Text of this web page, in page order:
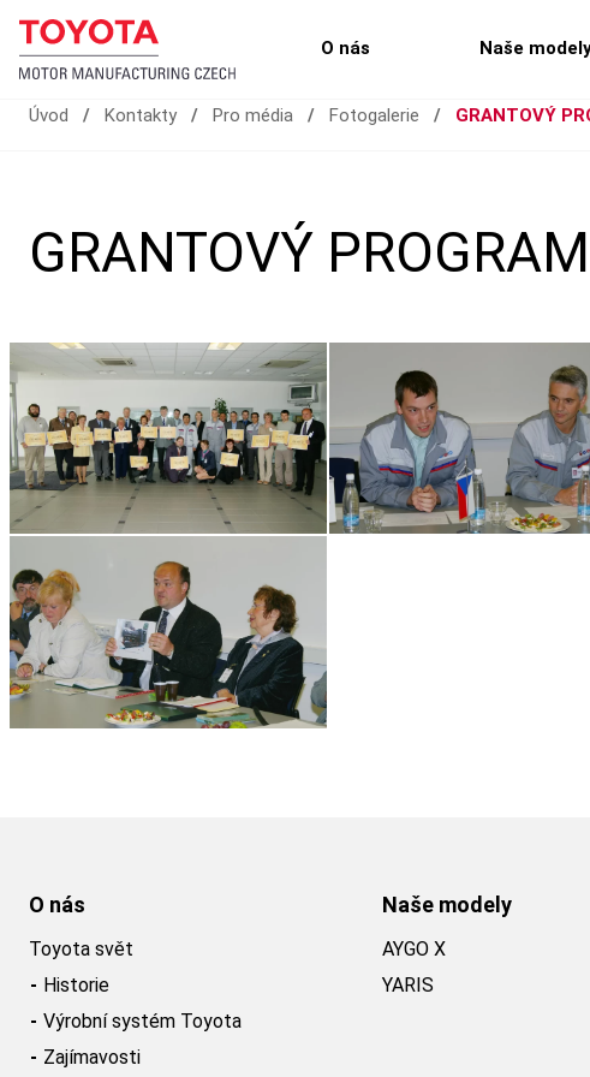
O nás Naše
Úvod / Kontakty / Pro média / Fotogalerie / GRANTOVÝ
GRANTOVÝ
O nás
Toyota svět
Historie
Výrobní systém Toyota
Zajímavosti
Naše modely
AYGO X
YARIS